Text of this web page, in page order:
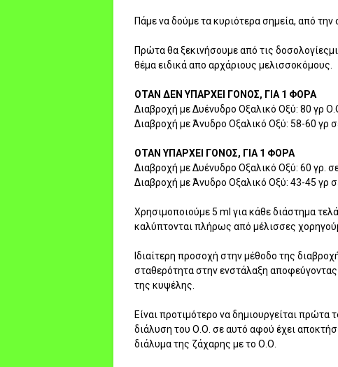
Πάμε να δούμε τα κυριότερα σημεία, από την
Πρώτα θα ξεκινήσουμε από τις
θέμα ειδικά απο αρχάριους μελισσοκόμους.
ΟΤΑΝ ΔΕΝ ΥΠΑΡΧΕΙ ΓΟΝΟΣ, ΓΙΑ 1 ΦΟΡΑ
Διαβροχή με Δυένυδρο Οξαλικό Οξύ: 80 γρ
Διαβροχή με Άνυδρο Οξαλικό Οξύ: 58-60 γρ
ΟΤΑΝ ΥΠΑΡΧΕΙ ΓΟΝΟΣ, ΓΙΑ 1 ΦΟΡΑ
Διαβροχή με Δυένυδρο Οξαλικό Οξύ: 60 γρ.
Διαβροχή με Άνυδρο Οξαλικό Οξύ: 43-45 γρ
Χρησιμοποιούμε 5 ml για κάθε διάστημα
καλύπτονται πλήρως από μέλισσες
Ιδιαίτερη προσοχή στην μέθοδο της
σταθερότητα στην ενστάλαξη
της κυψέλης.
Είναι προτιμότερο να δημιουργείται πρώτα
διάλυση του Ο.Ο. σε αυτό αφού έχει
διάλυμα της ζάχαρης με το Ο.Ο.